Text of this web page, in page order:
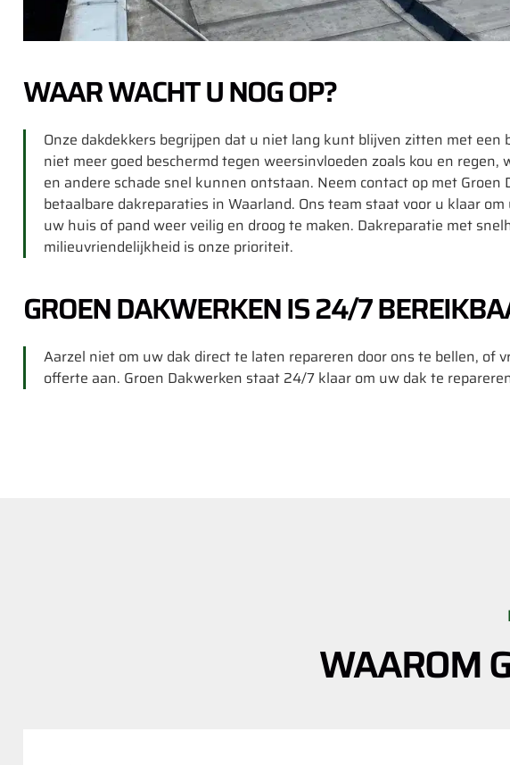
WAAR WACHT U NOG OP?
Onze dakdekkers begrijpen dat u niet lang kunt blijven zitten met een
niet meer goed beschermd tegen weersinvloeden zoals kou en regen,
en andere schade snel kunnen ontstaan. Neem contact op met Groen
betaalbare dakreparaties in Waarland. Ons team staat voor u klaar
uw huis of pand weer veilig en droog te maken. Dakreparatie met
milieuvriendelijkheid is onze prioriteit.
GROEN DAKWERKEN IS 24/7
Aarzel niet om uw dak direct te laten repareren door ons te bellen, of
offerte aan. Groen Dakwerken staat 24/7 klaar om uw dak te
WAAROM